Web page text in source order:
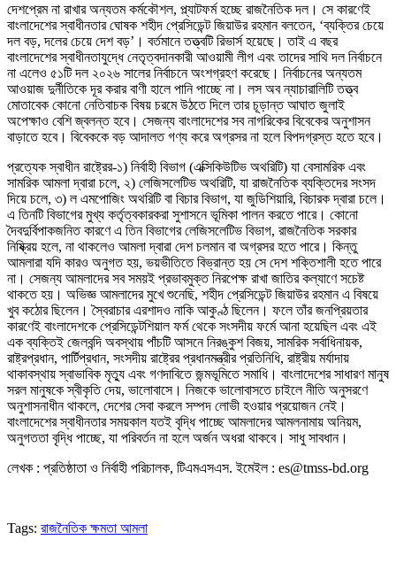
দেশপ্রেম না রাখার অন্যতম কর্মকৌশল, প্ল্যাটফর্ম হচ্ছে রাজনৈতিক দল। সে কারণেই
বাংলাদেশের স্বাধীনতার ঘোষক শহীদ প্রেসিডেন্ট জিয়াউর রহমান বলতেন, ‘ব্যক্তির চেয়ে
দল বড়, দলের চেয়ে দেশ বড়’। বর্তমানে তত্ত্বটি রিভার্স হয়েছে। তাই এ বছর
বাংলাদেশের স্বাধীনতাযুদ্ধে নেতৃত্বদানকারী আওয়ামী লীগ এবং তাদের সাথি দল নির্বাচনে
না এলেও ৫১টি দল ২০২৬ সালের নির্বাচনে অংশগ্রহণ করেছে। নির্বাচনের অন্যতম
আওয়াজ দুর্নীতিকে দূর করার বাণী হালে পানি পাচ্ছে না। লস অব ন্যাচারালিটি তত্ত্ব
মোতাবেক কোনো নেতিবাচক বিষয় চরমে উঠতে দিলে তার চূড়ান্ত আঘাত জুলাই
অপেক্ষাও বেশি জ্বলন্ত হবে। সেজন্য বাংলাদেশের সব নাগরিকের বিবেকের অনুশাসন
বাড়াতে হবে। বিবেককে বড় আদালত গণ্য করে অগ্রসর না হলে বিপদগ্রস্ত হতে হবে।
প্রত্যেক স্বাধীন রাষ্ট্রের-১) নির্বাহী বিভাগ (এক্সিকিউটিভ অথরিটি) যা বেসামরিক এবং
সামরিক আমলা দ্বারা চলে, ২) লেজিসলেটিভ অথরিটি, যা রাজনৈতিক ব্যক্তিদের সংসদ
দিয়ে চলে, ৩) ল এমপোজিং অথরিটি বা বিচার বিভাগ, যা জুডিশিয়ারি, বিচারক দ্বারা চলে।
এ তিনটি বিভাগের মুখ্য কর্তৃত্বকারকরা সুশাসনে ভূমিকা পালন করতে পারে। কোনো
দৈবদুর্বিপাকজনিত কারণে এ তিন বিভাগের লেজিসলেটিভ বিভাগ, রাজনৈতিক সরকার
নিষ্ক্রিয় হলে, না থাকলেও আমলা দ্বারা দেশ চলমান বা অগ্রসর হতে পারে। কিন্তু
আমলারা যদি কারও অনুগত হয়, ভয়ভীতিতে বিভ্রান্ত হয় সে দেশ শক্তিশালী হতে পারে
না। সেজন্য আমলাদের সব সময়ই প্রভাবমুক্ত নিরপেক্ষ রাখা জাতির কল্যাণে সচেষ্ট
থাকতে হয়। অভিজ্ঞ আমলাদের মুখে শুনেছি, শহীদ প্রেসিডেন্ট জিয়াউর রহমান এ বিষয়ে
খুব কঠোর ছিলেন। স্বৈরাচার এরশাদও নাকি আকুণ্ঠ ছিলেন। ফলে তাঁর জনপ্রিয়তার
কারণেই বাংলাদেশকে প্রেসিডেন্টশিয়াল ফর্ম থেকে সংসদীয় ফর্মে আনা হয়েছিল এবং এই
এক ব্যক্তিই জেলবন্দি অবস্থায় পাঁচটি আসনে নিরঙ্কুশ বিজয়, সামরিক সর্বাধিনায়ক,
রাষ্ট্রপ্রধান, পার্টিপ্রধান, সংসদীয় রাষ্ট্রের প্রধানমন্ত্রীর প্রতিনিধি, রাষ্ট্রীয় মর্যাদায়
থাকাবস্থায় স্বাভাবিক মৃত্যু এবং গণদাবিতে জন্মভূমিতে সমাধি। বাংলাদেশের সাধারণ মানুষ
সরল মানুষকে স্বীকৃতি দেয়, ভালোবাসে। নিজকে ভালোবাসতে চাইলে নীতি অনুসরণে
অনুশাসনাধীন থাকলে, দেশের সেবা করলে সম্পদ লোভী হওয়ার প্রয়োজন নেই।
বাংলাদেশের স্বাধীনতার সময়কাল যতই বৃদ্ধি পাচ্ছে আমলাদের আমলনামায় অনিয়ম,
অনুগততা বৃদ্ধি পাচ্ছে, যা পরিবর্তন না হলে অর্জন অধরা থাকবে। সাধু সাবধান।
লেখক : প্রতিষ্ঠাতা ও নির্বাহী পরিচালক, টিএমএসএস. ইমেইল : es@tmss-bd.org
Tags: রাজনৈতিক ক্ষমতা আমলা